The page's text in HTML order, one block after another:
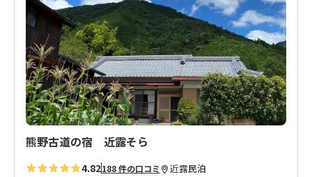
入
り
に
追
加
熊野古道の宿 近露そら
4.82188 件の口コミ 近露民泊